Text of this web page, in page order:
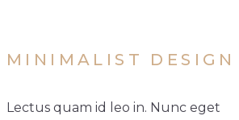
MINIMALIST DESIGN
Lectus quam id leo in. Nunc eget